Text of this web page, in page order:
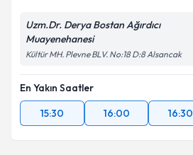
Uzm.Dr. Derya Bostan Ağırdıcı
Muayenehanesi
Kültür MH. Plevne BLV. No:18 D:8 Alsancak
En Yakın Saatler
15:30
16:00 16:30